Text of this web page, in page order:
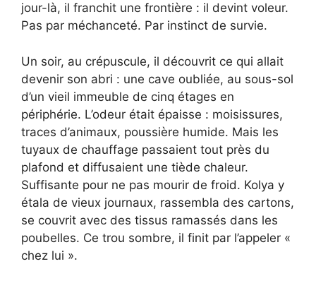
jour-là, il franchit une frontière : il devint voleur.
Pas par méchanceté. Par instinct de survie.
Un soir, au crépuscule, il découvrit ce qui allait
devenir son abri : une cave oubliée, au sous-sol
d’un vieil immeuble de cinq étages en
périphérie. L’odeur était épaisse : moisissures,
traces d’animaux, poussière humide. Mais les
tuyaux de chauffage passaient tout près du
plafond et diffusaient une tiède chaleur.
Suffisante pour ne pas mourir de froid. Kolya y
étala de vieux journaux, rassembla des cartons,
se couvrit avec des tissus ramassés dans les
poubelles. Ce trou sombre, il finit par l’appeler «
chez lui ».